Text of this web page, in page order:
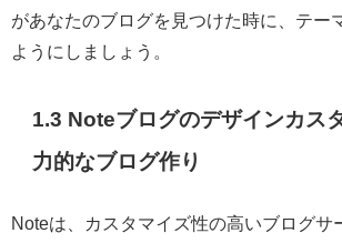
があなたのブログを見つけた時に、テー
ようにしましょう。
1.3 Noteブログのデザインカス
力的なブログ作り
Noteは、カスタマイズ性の高いブログサ